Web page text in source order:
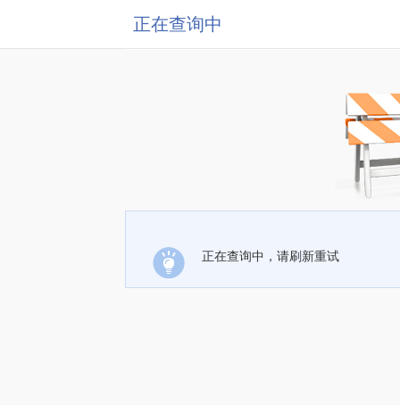
正在查询中
正在查询中，请刷新重试